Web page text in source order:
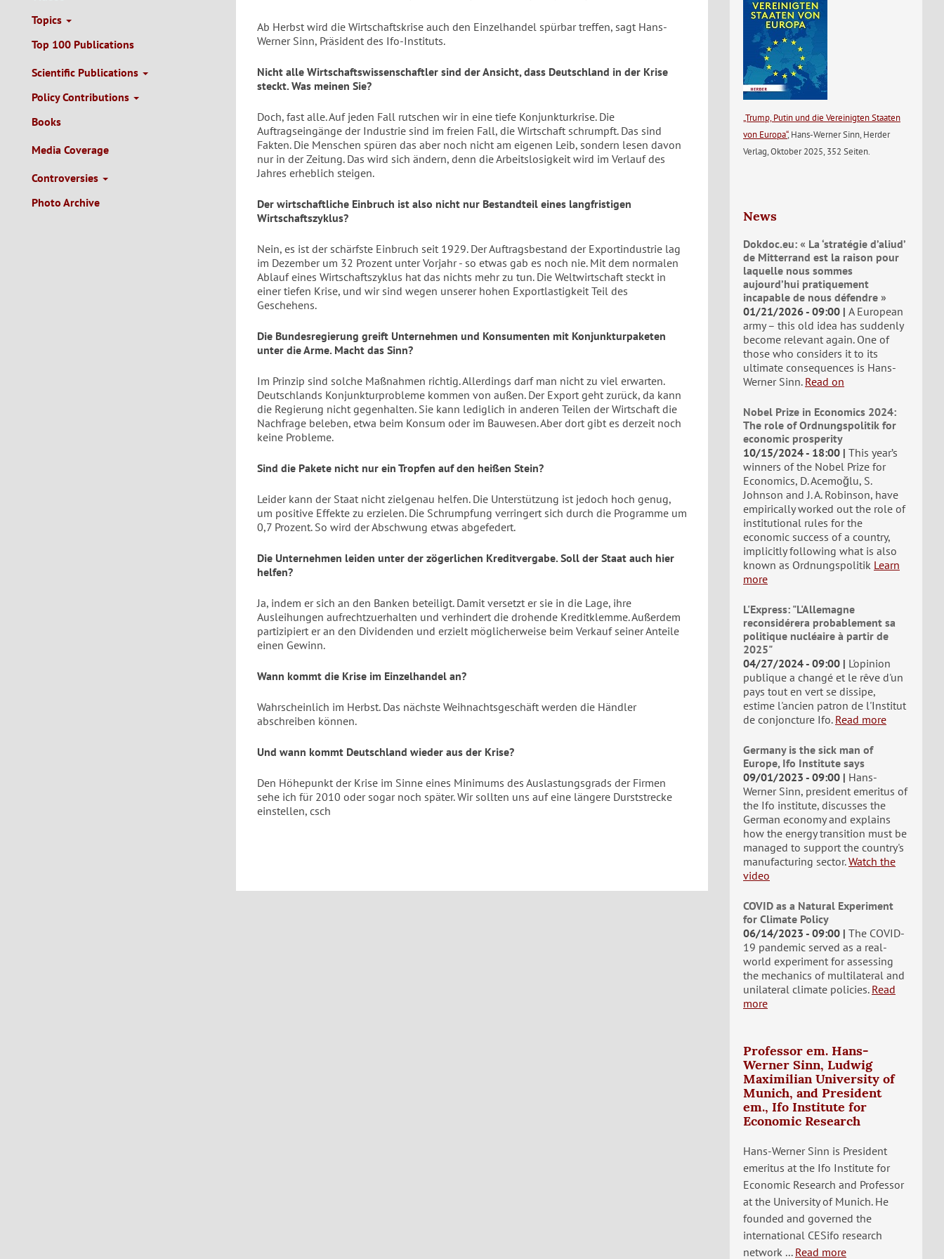
Topics
Top 100 Publications
Scientific Publications
Policy Contributions
Books
Media Coverage
Controversies
Photo Archive
Ab Herbst wird die Wirtschaftskrise auch den Einzelhandel spürbar treffen, sagt Hans-
Werner Sinn, Präsident des Ifo-Instituts.
Nicht alle Wirtschaftswissenschaftler sind der Ansicht, dass Deutschland in der Krise
steckt. Was meinen Sie?
Doch, fast alle. Auf jeden Fall rutschen wir in eine tiefe Konjunkturkrise. Die
Auftragseingänge der Industrie sind im freien Fall, die Wirtschaft schrumpft. Das sind
Fakten. Die Menschen spüren das aber noch nicht am eigenen Leib, sondern lesen davon
nur in der Zeitung. Das wird sich ändern, denn die Arbeitslosigkeit wird im Verlauf des
Jahres erheblich steigen.
Der wirtschaftliche Einbruch ist also nicht nur Bestandteil eines langfristigen
Wirtschaftszyklus?
Nein, es ist der schärfste Einbruch seit 1929. Der Auftragsbestand der Exportindustrie lag
im Dezember um 32 Prozent unter Vorjahr - so etwas gab es noch nie. Mit dem normalen
Ablauf eines Wirtschaftszyklus hat das nichts mehr zu tun. Die Weltwirtschaft steckt in
einer tiefen Krise, und wir sind wegen unserer hohen Exportlastigkeit Teil des
Geschehens.
Die Bundesregierung greift Unternehmen und Konsumenten mit Konjunkturpaketen
unter die Arme. Macht das Sinn?
Im Prinzip sind solche Maßnahmen richtig. Allerdings darf man nicht zu viel erwarten.
Deutschlands Konjunkturprobleme kommen von außen. Der Export geht zurück, da kann
die Regierung nicht gegenhalten. Sie kann lediglich in anderen Teilen der Wirtschaft die
Nachfrage beleben, etwa beim Konsum oder im Bauwesen. Aber dort gibt es derzeit noch
keine Probleme.
Sind die Pakete nicht nur ein Tropfen auf den heißen Stein?
Leider kann der Staat nicht zielgenau helfen. Die Unterstützung ist jedoch hoch genug,
um positive Effekte zu erzielen. Die Schrumpfung verringert sich durch die Programme um
0,7 Prozent. So wird der Abschwung etwas abgefedert.
Die Unternehmen leiden unter der zögerlichen Kreditvergabe. Soll der Staat auch hier
helfen?
Ja, indem er sich an den Banken beteiligt. Damit versetzt er sie in die Lage, ihre
Ausleihungen aufrechtzuerhalten und verhindert die drohende Kreditklemme. Außerdem
partizipiert er an den Dividenden und erzielt möglicherweise beim Verkauf seiner Anteile
einen Gewinn.
Wann kommt die Krise im Einzelhandel an?
Wahrscheinlich im Herbst. Das nächste Weihnachtsgeschäft werden die Händler
abschreiben können.
Und wann kommt Deutschland wieder aus der Krise?
Den Höhepunkt der Krise im Sinne eines Minimums des Auslastungsgrads der Firmen
sehe ich für 2010 oder sogar noch später. Wir sollten uns auf eine längere Durststrecke
einstellen, csch
„Trump, Putin und die Vereinigten Staaten
von Europa“, Hans-Werner Sinn, Herder
Verlag, Oktober 2025, 352 Seiten.
News
Dokdoc.eu: « La ‘stratégie d’aliud’
de Mitterrand est la raison pour
laquelle nous sommes
aujourd’hui pratiquement
incapable de nous défendre »
01/21/2026 - 09:00 A European
army – this old idea has suddenly
become relevant again. One of
those who considers it to its
ultimate consequences is Hans-
Werner Sinn. Read on
Nobel Prize in Economics 2024:
The role of Ordnungspolitik for
economic prosperity
10/15/2024 - 18:00 This year’s
winners of the Nobel Prize for
Economics, D. Acemoğlu, S.
Johnson and J. A. Robinson, have
empirically worked out the role of
institutional rules for the
economic success of a country,
implicitly following what is also
known as Ordnungspolitik Learn
more
L'Express: "L'Allemagne
reconsidérera probablement sa
politique nucléaire à partir de
2025"
04/27/2024 - 09:00
L'opinion
publique a changé et le rêve d'un
pays tout en vert se dissipe,
estime l'ancien patron de l'Institut
de conjoncture Ifo. Read more
Germany is the sick man of
Europe, Ifo Institute says
09/01/2023 - 09:00
Hans-
Werner Sinn, president emeritus of
the Ifo institute, discusses the
German economy and explains
how the energy transition must be
managed to support the country's
manufacturing sector. Watch the
video
COVID as a Natural Experiment
for Climate Policy
06/14/2023 - 09:00 The COVID-
19 pandemic served as a real-
world experiment for assessing
the mechanics of multilateral and
unilateral climate policies. Read
more
Professor em. Hans-
Werner Sinn, Ludwig
Maximilian University of
Munich, and President
em., Ifo Institute for
Economic Research
Hans-Werner Sinn is President
emeritus at the Ifo Institute for
Economic Research and Professor
at the University of Munich. He
founded and governed the
international CESifo research
network ... Read more